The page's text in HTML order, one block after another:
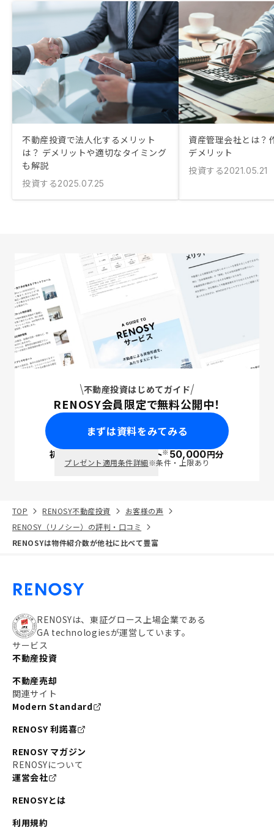
不動産投資で法人化するメリット
は？ デメリットや適切なタイミング
も解説
投資する2025.07.25
資産管理会社とは？
デメリット
投資する2021.05.21
不動産投資はじめてガイド
RENOSY会員限定で無料公開中！
まずは資料をみてみる
初回面談で ポイント※50,000円分
プレゼント適用条件詳細※条件・上限あり
TOP RENOSY不動産投資
お客様の声
RENOSY（リノシー）の評判・口コミ
RENOSYは物件紹介数が他社に比べて豊富
RENOSYは、東証グロース上場企業である
GA technologiesが運営しています。
サービス
不動産投資
不動産売却
関連サイト
Modern Standard
RENOSY 利諾喜
RENOSY マガジン
RENOSYについて
運営会社
RENOSYとは
利用規約